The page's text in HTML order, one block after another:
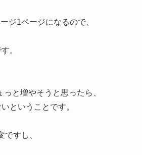
ジ1ページになるので、
。
と増やそうと思ったら、
ということです。
すし、